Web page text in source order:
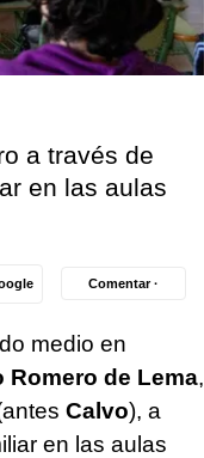
a través de
en las aulas
Comentar ·
medio en
Romero de Lema,
Calvo), a
en las aulas